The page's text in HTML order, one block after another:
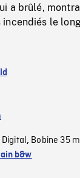
a brûlé,
le
Digital, Bobine 35
b&w